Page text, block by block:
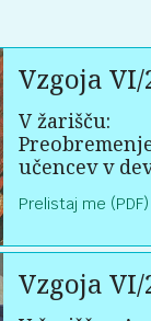
Vzgoja VI/
V žarišču:
učencev v
Prelistaj me (PDF)
Vzgoja VI/